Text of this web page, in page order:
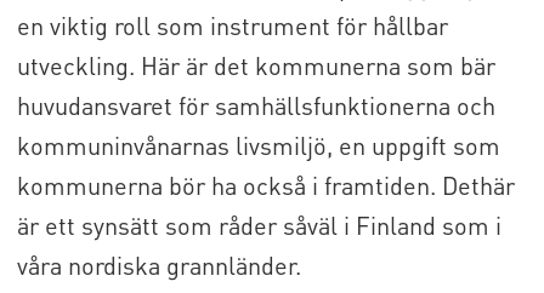
en viktig roll som instrument för hållbar
utveckling. Här är det kommunerna som bär
huvudansvaret för samhällsfunktionerna och
kommuninvånarnas livsmiljö, en uppgift som
kommunerna bör ha också i framtiden. Dethär
är ett synsätt som råder såväl i Finland som i
våra nordiska grannländer.